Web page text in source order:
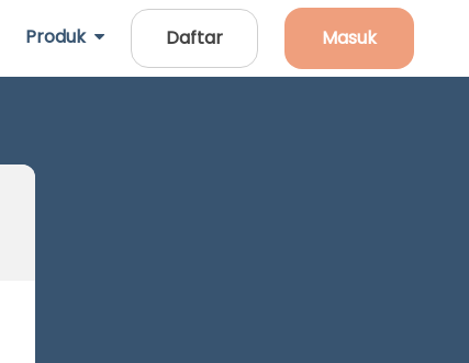
Produk Daftar Masuk